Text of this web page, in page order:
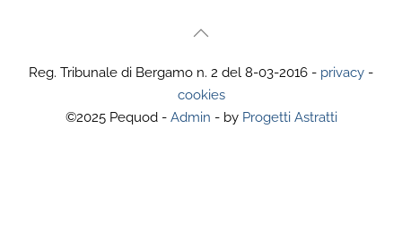
Reg. Tribunale di Bergamo n. 2 del 8-03-2016 - privacy -
cookies
©2025 Pequod - Admin - by Progetti Astratti